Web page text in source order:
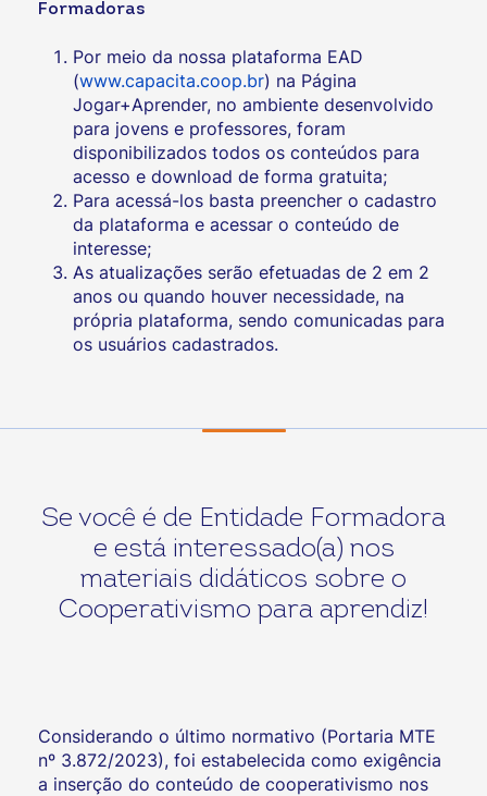
Formadoras
Por meio da nossa plataforma EAD
(www.capacita.coop.br) na Página
Jogar+Aprender, no ambiente desenvolvido
para jovens e professores, foram
disponibilizados todos os conteúdos para
acesso e download de forma gratuita;
Para acessá-los basta preencher o cadastro
da plataforma e acessar o conteúdo de
interesse;
As atualizações serão efetuadas de 2 em 2
anos ou quando houver necessidade, na
própria plataforma, sendo comunicadas para
os usuários cadastrados.
Se você é de Entidade Formadora
e está interessado(a) nos
materiais didáticos sobre o
Cooperativismo para aprendiz!
Considerando o último normativo (Portaria MTE
nº 3.872/2023), foi estabelecida como exigência
a inserção do conteúdo de cooperativismo nos